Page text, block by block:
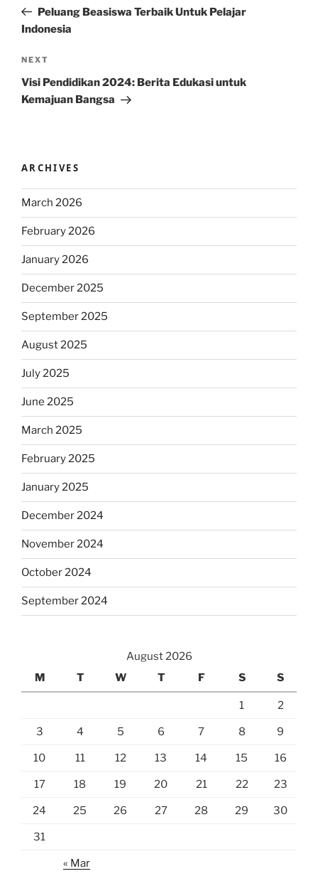
PostPeluang Beasiswa Terbaik Untuk Pelajar
Indonesia
Next
Post
NEXT
Visi Pendidikan 2024: Berita Edukasi untuk
Kemajuan Bangsa
ARCHIVES
March 2026
February 2026
January 2026
December 2025
September 2025
August 2025
July 2025
June 2025
March 2025
February 2025
January 2025
December 2024
November 2024
October 2024
September 2024
August 2026
M
T W T F S S
1 2
3 4 5 6 7 8 9
10 11 12 13 14 15 16
17 18 19 20 21 22 23
24 25 26 27 28 29 30
31
« Mar